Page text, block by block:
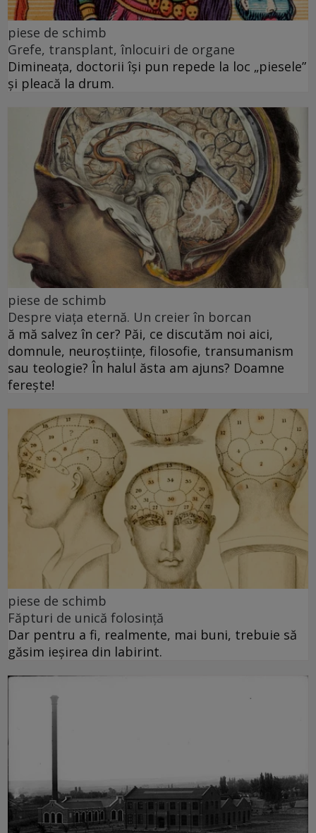
piese de schimb
Grefe, transplant, înlocuiri de organe
Dimineața, doctorii își pun repede la loc „piesele”
și pleacă la drum.
piese de schimb
Despre viața eternă. Un creier în borcan
ă mă salvez în cer? Păi, ce discutăm noi aici,
domnule, neuroștiințe, filosofie, transumanism
sau teologie? În halul ăsta am ajuns? Doamne
ferește!
piese de schimb
Făpturi de unică folosință
Dar pentru a fi, realmente, mai buni, trebuie să
găsim ieșirea din labirint.